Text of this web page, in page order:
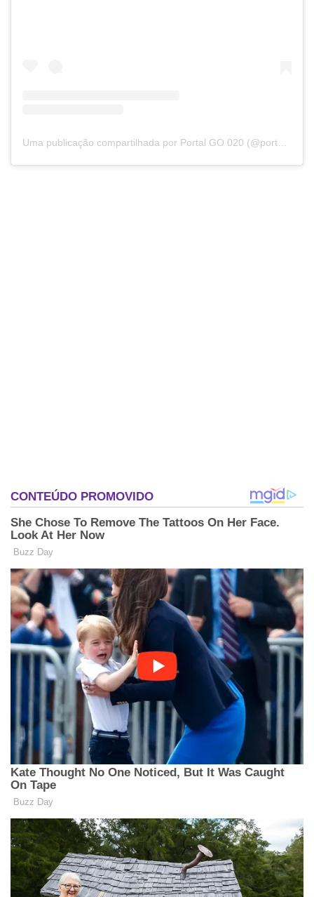
Uma publicação compartilhada por Portal GO 020 (@portalgo020)